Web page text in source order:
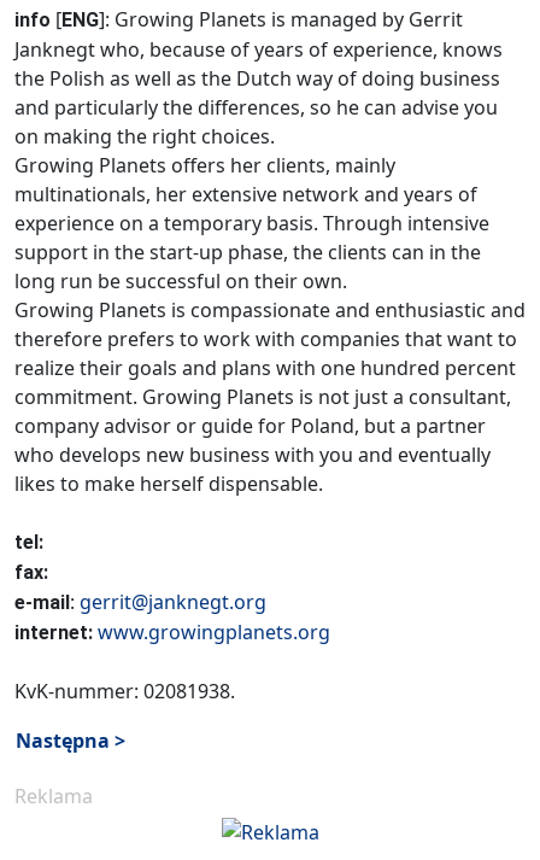
info [ENG]: Growing Planets is managed by Gerrit
Janknegt who, because of years of experience, knows
the Polish as well as the Dutch way of doing business
and particularly the differences, so he can advise you
on making the right choices.
Growing Planets offers her clients, mainly
multinationals, her extensive network and years of
experience on a temporary basis. Through intensive
support in the start-up phase, the clients can in the
long run be successful on their own.
Growing Planets is compassionate and enthusiastic and
therefore prefers to work with companies that want to
realize their goals and plans with one hundred percent
commitment. Growing Planets is not just a consultant,
company advisor or guide for Poland, but a partner
who develops new business with you and eventually
likes to make herself dispensable.
tel:
fax:
e-mail: gerrit@janknegt.org
internet: www.growingplanets.org
KvK-nummer: 02081938.
Następna >
Reklama